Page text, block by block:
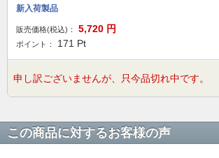
新入荷製品
販売価格(税込)： 5,720 円
ポイント： 171 Pt
申し訳ございませんが、只今品切れ中です。
この商品に対するお客様の声